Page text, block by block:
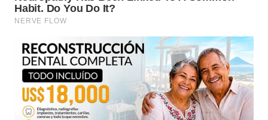
🔍 Fonte oficial: